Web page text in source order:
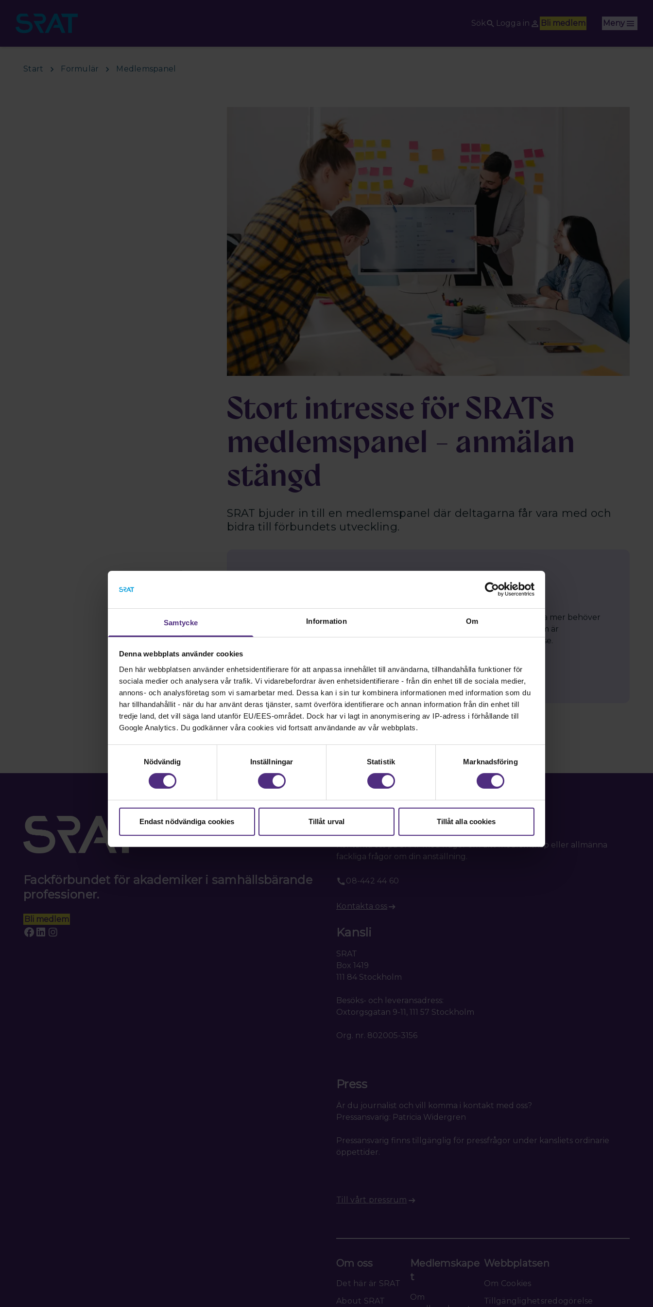
Samtycke Information Om
Denna webbplats använder cookies
Den här webbplatsen använder enhetsidentifierare för att anpassa innehållet till användarna, tillhandahålla funktioner för
sociala medier och analysera vår trafik. Vi vidarebefordrar även enhetsidentifierare - från din enhet till de sociala medier,
annons- och analysföretag som vi samarbetar med. Dessa kan i sin tur kombinera informationen med information som du
har tillhandahållit - när du har använt deras tjänster, samt överföra identifierare och annan information från din enhet till
tredje land, det vill säga land utanför EU/EES-området. Dock har vi lagt in anonymisering av IP-adress i förhållande till
Google Analytics. Du godkänner våra cookies vid fortsatt användande av vår webbplats.
Nödvändig
Inställningar Statistik Marknadsföring
Endast nödvändiga cookies Tillåt urval Tillåt alla cookies
Sök
Logga in Bli medlem Meny
Start Formulär Medlemspanel
Stort intresse för SRATs
medlemspanel - anmälan
stängd
SRAT bjuder in till en medlemspanel där deltagarna får vara med och
bidra till förbundets utveckling.
Vad roligt att du är intresserad av informationen på vår webbplats! För att läsa mer behöver
du vara medlem och logga in. Viss information är enbart tillgänglig för dig som är
förtroendevald. Har du problem med att logga in? Hör av dig till kansli@srat.se.
Logga inBli medlem
Fackförbundet för akademiker i samhällsbärande
professioner.
Bli medlem
Kontakt
Kontakta oss på SRAT med frågor om ditt medlemskap eller allmänna
fackliga frågor om din anställning.
08-442 44 60
Kontakta oss
Kansli
SRAT
Box 1419
111 84 Stockholm
Besöks- och leveransadress:
Oxtorgsgatan 9-11, 111 57 Stockholm
Org. nr. 802005-3156
Press
Är du journalist och vill komma i kontakt med oss?
Pressansvarig: Patricia Widergren
Pressansvarig finns tillgänglig för pressfrågor under kansliets ordinarie
öppettider.
Till vårt pressrum
Om oss
Det här är SRAT
About SRAT
Medlemskape
t
Om
Webbplatsen
Om Cookies
Tillgänglighetsredogörelse